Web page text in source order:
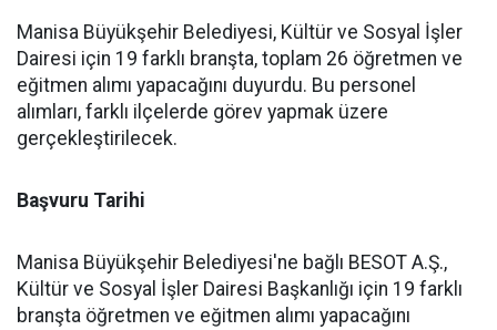
Manisa Büyükşehir Belediyesi, Kültür ve Sosyal İşler
Dairesi için 19 farklı branşta, toplam 26 öğretmen ve
eğitmen alımı yapacağını duyurdu. Bu personel
alımları, farklı ilçelerde görev yapmak üzere
gerçekleştirilecek.
Başvuru Tarihi
Manisa Büyükşehir Belediyesi'ne bağlı BESOT A.Ş.,
Kültür ve Sosyal İşler Dairesi Başkanlığı için 19 farklı
branşta öğretmen ve eğitmen alımı yapacağını